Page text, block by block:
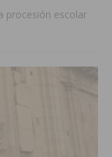
procesión escolar